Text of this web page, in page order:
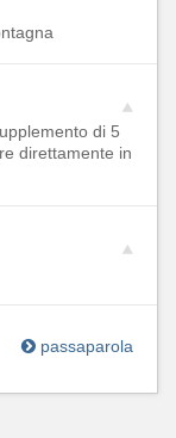
di 5
direttamente in
passaparola